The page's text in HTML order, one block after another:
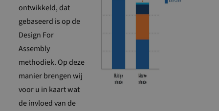
ontwikkeld, dat
gebaseerd is op de
Design For
Assembly
methodiek. Op deze
manier brengen wij
voor u in kaart wat
de invloed van de